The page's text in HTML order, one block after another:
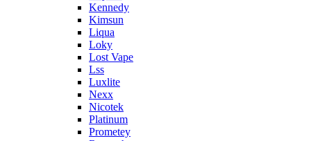
Kennedy
Kimsun
Liqua
Loky
Lost Vape
Lss
Luxlite
Nexx
Nicotek
Platinum
Prometey